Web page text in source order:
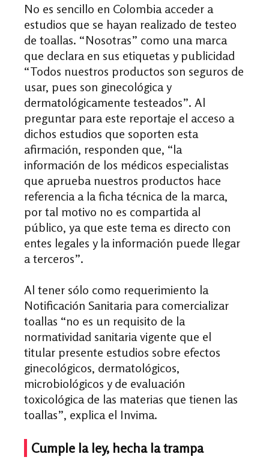
No es sencillo en Colombia acceder a
estudios que se hayan realizado de testeo
de toallas. “Nosotras” como una marca
que declara en sus etiquetas y publicidad
“Todos nuestros productos son seguros de
usar, pues son ginecológica y
dermatológicamente testeados”. Al
preguntar para este reportaje el acceso a
dichos estudios que soporten esta
afirmación, responden que, “la
información de los médicos especialistas
que aprueba nuestros productos hace
referencia a la ficha técnica de la marca,
por tal motivo no es compartida al
público, ya que este tema es directo con
entes legales y la información puede llegar
a terceros”.
Al tener sólo como requerimiento la
Notificación Sanitaria para comercializar
toallas “no es un requisito de la
normatividad sanitaria vigente que el
titular presente estudios sobre efectos
ginecológicos, dermatológicos,
microbiológicos y de evaluación
toxicológica de las materias que tienen las
toallas”, explica el Invima.
Cumple la ley, hecha la trampa